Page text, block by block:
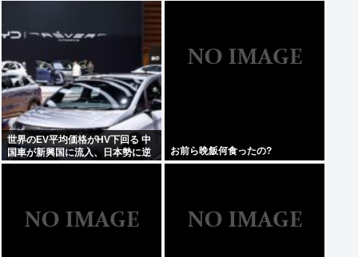
世界のEV平均価格がHV下回る 中
国車が新興国に流入、日本勢に逆
風
お前ら晩飯何食ったの?